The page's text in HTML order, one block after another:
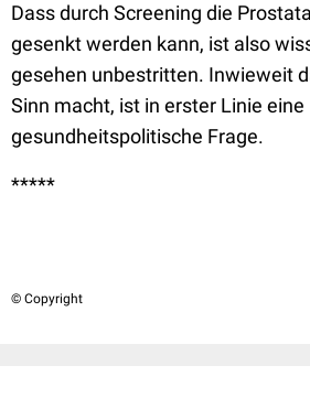
Dass durch Screening die
gesenkt werden kann, ist also
gesehen unbestritten. Inwieweit
Sinn macht, ist in erster Linie eine
gesundheitspolitische Frage.
*****
© Copyright